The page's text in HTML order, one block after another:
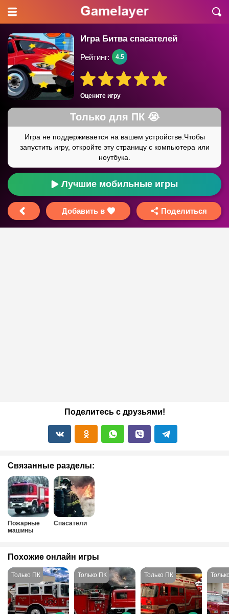
Игра Битва спасателей
Оцените игру
Рейтинг: 4.5
Лучшие мобильные игры
Добавить в Поделиться
Поделитесь с друзьями!
Связанные разделы:
Пожарные
машины
Спасатели
Похожие онлайн игры